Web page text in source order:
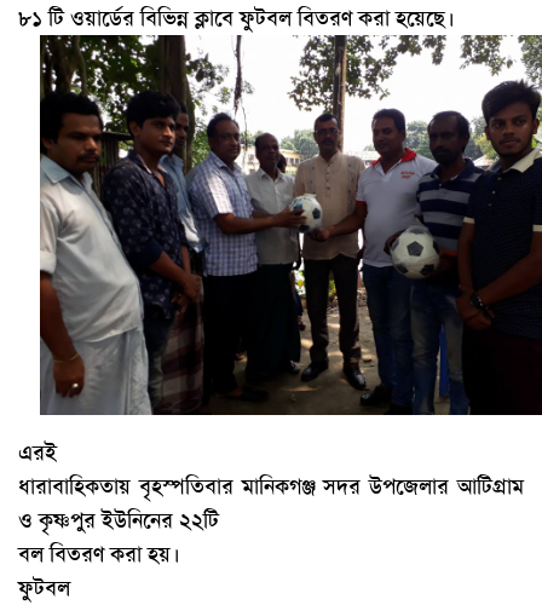
৮১ টি ওয়ার্ডের বিভিন্ন ক্লাবে ফুটবল বিতরণ করা হয়েছে।
এরই
ধারাবাহিকতায় বৃহস্পতিবার মানিকগঞ্জ সদর উপজেলার আটিগ্রাম
ও কৃষ্ণপুর ইউনিনের ২২টি
বল বিতরণ করা হয়।
ফুটবল